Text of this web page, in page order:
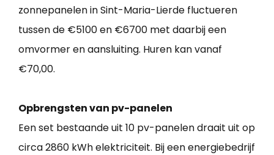
zonnepanelen in Sint-Maria-Lierde fluctueren
tussen de €5100 en €6700 met daarbij een
omvormer en aansluiting. Huren kan vanaf
€70,00.
Opbrengsten van pv-panelen
Een set bestaande uit 10 pv-panelen draait uit op
circa 2860 kWh elektriciteit. Bij een energiebedrijf